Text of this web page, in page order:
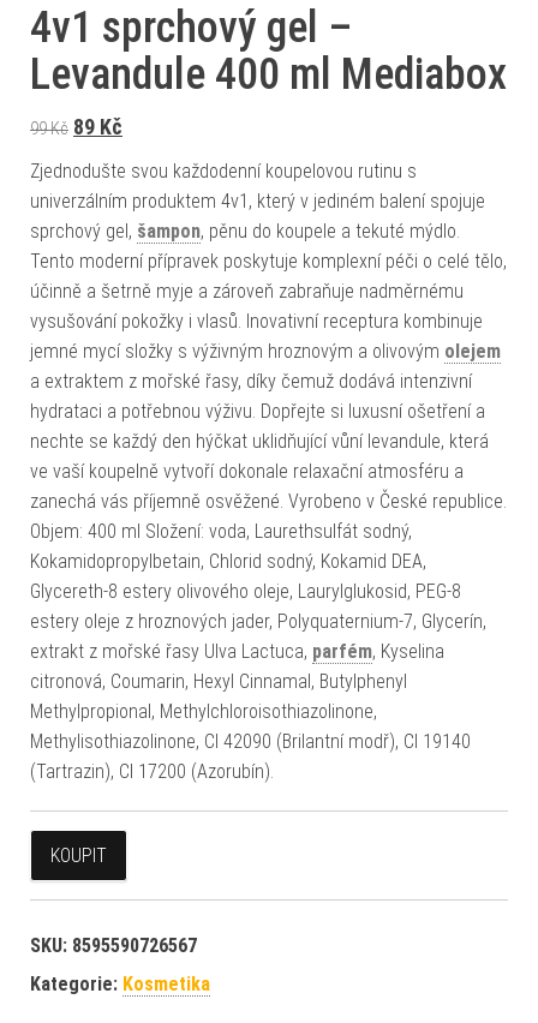
4v1 sprchový gel –
Levandule 400 ml Mediabox
99Kč Původní cena byla: 99 Kč.
89 Kč
Zjednodušte svou každodenní koupelovou rutinu s
univerzálním produktem 4v1, který v jediném balení spojuje
sprchový gel, šampon, pěnu do koupele a tekuté mýdlo.
Tento moderní přípravek poskytuje komplexní péči o celé tělo,
účinně a šetrně myje a zároveň zabraňuje nadměrnému
vysušování pokožky i vlasů. Inovativní receptura kombinuje
jemné mycí složky s výživným hroznovým a olivovým olejem
a extraktem z mořské řasy, díky čemuž dodává intenzivní
hydrataci a potřebnou výživu. Dopřejte si luxusní ošetření a
nechte se každý den hýčkat uklidňující vůní levandule, která
ve vaší koupelně vytvoří dokonale relaxační atmosféru a
zanechá vás příjemně osvěžené. Vyrobeno v České republice.
Objem: 400 ml Složení: voda, Laurethsulfát sodný,
Kokamidopropylbetain, Chlorid sodný, Kokamid DEA,
Glycereth-8 estery olivového oleje, Laurylglukosid, PEG-8
estery oleje z hroznových jader, Polyquaternium-7, Glycerín,
extrakt z mořské řasy Ulva Lactuca, parfém, Kyselina
citronová, Coumarin, Hexyl Cinnamal, Butylphenyl
Methylpropional, Methylchloroisothiazolinone,
Methylisothiazolinone, CI 42090 (Brilantní modř), CI 19140
(Tartrazin), CI 17200 (Azorubín).
KOUPIT
SKU: 8595590726567
Kategorie: Kosmetika